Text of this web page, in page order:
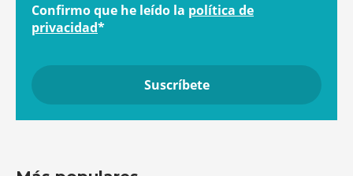
Confirmo que he leído la política de
privacidad*